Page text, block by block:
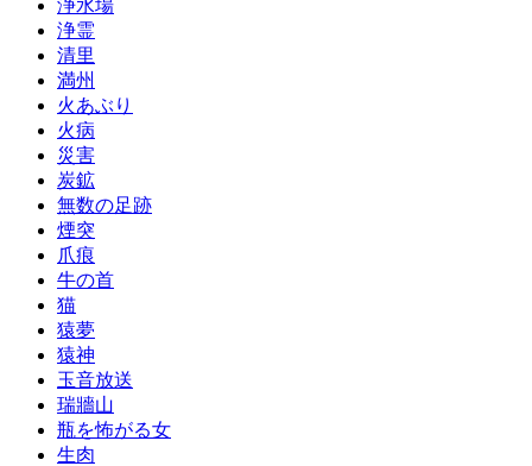
浄水場
浄霊
清里
満州
火あぶり
火病
災害
炭鉱
無数の足跡
煙突
爪痕
牛の首
猫
猿夢
猿神
玉音放送
瑞牆山
瓶を怖がる女
生肉